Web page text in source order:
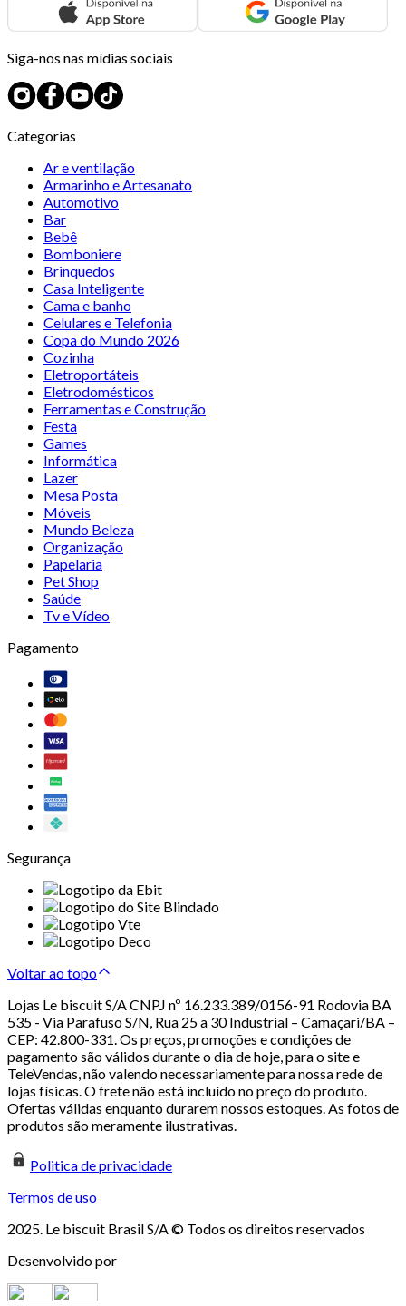
Siga-nos nas mídias sociais
Categorias
Ar e ventilação
Armarinho e Artesanato
Automotivo
Bar
Bebê
Bomboniere
Brinquedos
Casa Inteligente
Cama e banho
Celulares e Telefonia
Copa do Mundo 2026
Cozinha
Eletroportáteis
Eletrodomésticos
Ferramentas e Construção
Festa
Games
Informática
Lazer
Mesa Posta
Móveis
Mundo Beleza
Organização
Papelaria
Pet Shop
Saúde
Tv e Vídeo
Pagamento
Segurança
Voltar ao topo
Lojas Le biscuit S/A CNPJ nº 16.233.389/0156-91 Rodovia BA
535 - Via Parafuso S/N, Rua 25 a 30 Industrial – Camaçari/BA –
CEP: 42.800-331. Os preços, promoções e condições de
pagamento são válidos durante o dia de hoje, para o site e
TeleVendas, não valendo necessariamente para nossa rede de
lojas físicas. O frete não está incluído no preço do produto.
Ofertas válidas enquanto durarem nossos estoques. As fotos de
produtos são meramente ilustrativas.
Politica de privacidade
Termos de uso
2025. Le biscuit Brasil S/A © Todos os direitos reservados
Desenvolvido por